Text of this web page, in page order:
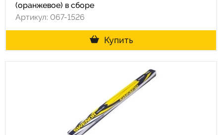
(оранжевое) в сборе
Артикул: 067-1526
Купить